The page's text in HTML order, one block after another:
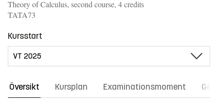
Theory of Calculus, second course, 4 credits
TATA73
Kursstart
Översikt Kursplan Examinationsmoment